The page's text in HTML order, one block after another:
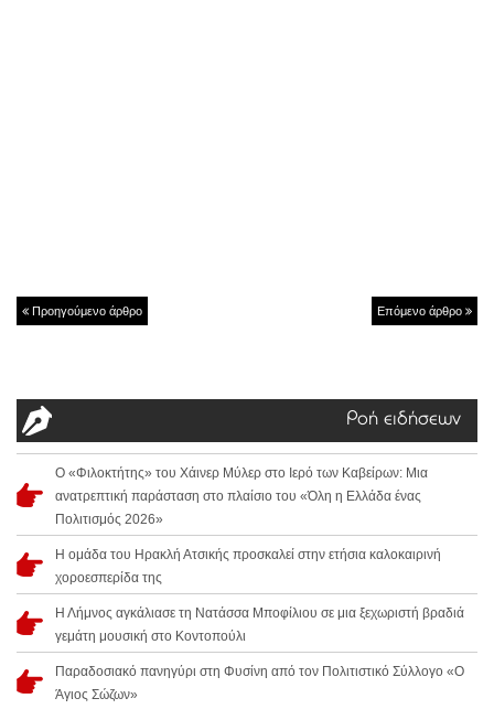
Προηγούμενο άρθρο Επόμενο άρθρο
Ροή ειδήσεων
Ο «Φιλοκτήτης» του Χάινερ Μύλερ στο Ιερό των Καβείρων: Μια
ανατρεπτική παράσταση στο πλαίσιο του «Όλη η Ελλάδα ένας
Πολιτισμός 2026»
Η ομάδα του Ηρακλή Ατσικής προσκαλεί στην ετήσια καλοκαιρινή
χοροεσπερίδα της
Η Λήμνος αγκάλιασε τη Νατάσσα Μποφίλιου σε μια ξεχωριστή βραδιά
γεμάτη μουσική στο Κοντοπούλι
Παραδοσιακό πανηγύρι στη Φυσίνη από τον Πολιτιστικό Σύλλογο «Ο
Άγιος Σώζων»